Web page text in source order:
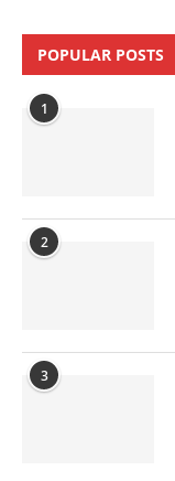
POPULAR POSTS
1
2
3